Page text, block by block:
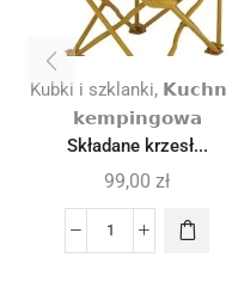
Kubki i szklanki,
𝗸𝗲𝗺𝗽𝗶𝗻𝗴𝗼𝘄𝗮
Składane krzesł...
99,00 zł